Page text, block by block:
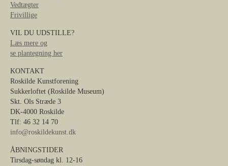
Vedtægter
Frivillige
VIL DU UDSTILLE?
Læs mere og
se plantegning her
KONTAKT
Roskilde Kunstforening
Sukkerloftet (Roskilde Museum)
Skt. Ols Stræde 3
DK-4000 Roskilde
Tlf: 46 32 14 70
info@roskildekunst.dk
ÅBNINGSTIDER
Tirsdag-søndag kl. 12-16